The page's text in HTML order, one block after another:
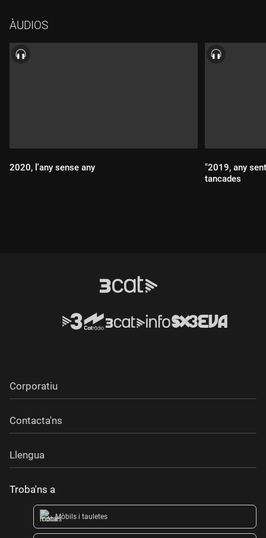
ÀUDIOS
2020, l'any sense any
"2019, any
tancades
Corporatiu
Contacta'ns
Llengua
Troba'ns a
Mòbils i tauletes